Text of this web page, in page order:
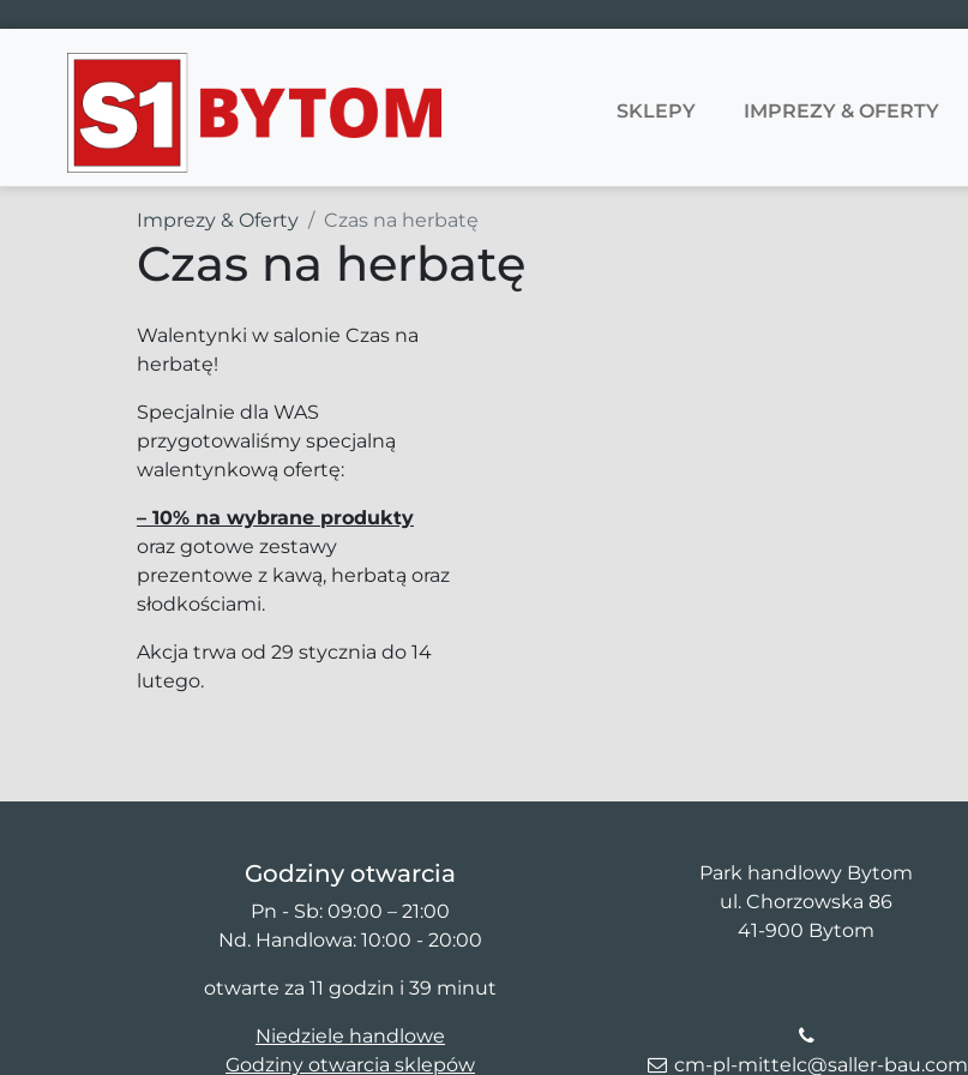
Main Navigation SKLEPY IMPREZY & OFERTY
Imprezy & Oferty Czas na herbatę
Czas na herbatę
Walentynki w salonie Czas na
herbatę!
Specjalnie dla WAS
przygotowaliśmy specjalną
walentynkową ofertę:
– 10% na wybrane produkty
oraz gotowe zestawy
prezentowe z kawą, herbatą oraz
słodkościami.
Akcja trwa od 29 stycznia do 14
lutego.
Godziny otwarcia
Pn - Sb: 09:00 – 21:00
Nd. Handlowa: 10:00 - 20:00
otwarte za 11 godzin i 39 minut
Niedziele handlowe
Godziny otwarcia sklepów
Park handlowy Bytom
ul. Chorzowska 86
41-900 Bytom
cm-pl-mittelc@saller-bau.com